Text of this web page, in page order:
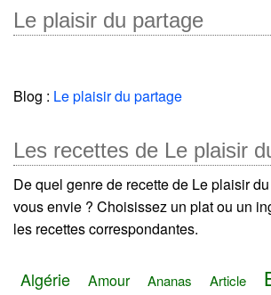
Le plaisir du partage
Blog : Le plaisir du partage
Les recettes de Le plaisir
De quel genre de recette de Le plaisir
vous envie ? Choisissez un plat ou un
les recettes correspondantes.
Algérie Amour Ananas Article